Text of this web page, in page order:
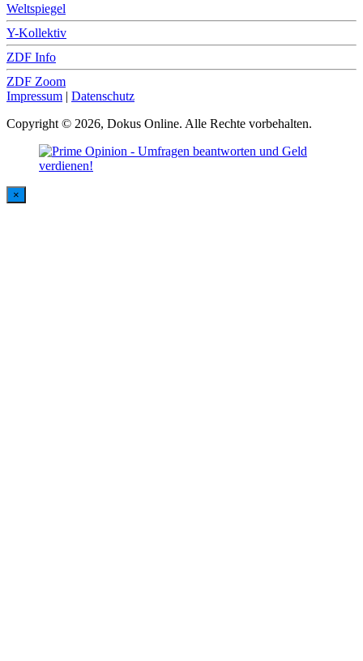
Weltspiegel
Y-Kollektiv
ZDF Info
ZDF Zoom
Impressum | Datenschutz
Copyright © 2026, Dokus Online. Alle Rechte vorbehalten.
×